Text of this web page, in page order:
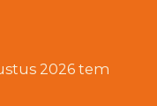
2026 tem